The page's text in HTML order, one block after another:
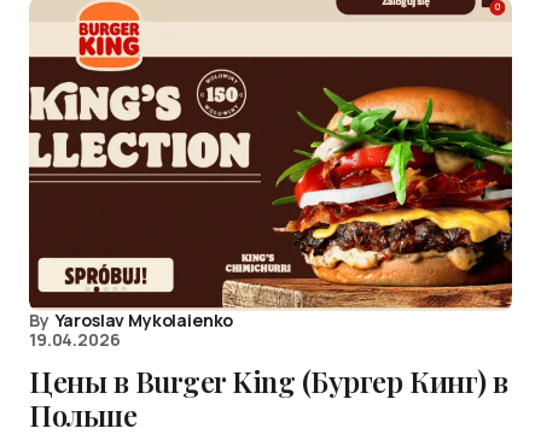
By Yaroslav Mykolaienko
19.04.2026
Цены в Burger King (Бургер Кинг) в
Польше